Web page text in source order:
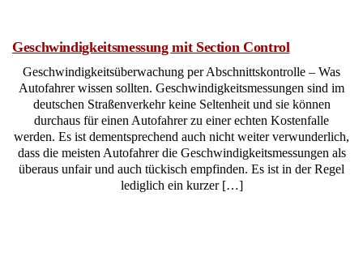
Geschwindigkeitsmessung mit Section Control
Geschwindigkeitsüberwachung per Abschnittskontrolle – Was
Autofahrer wissen sollten. Geschwindigkeitsmessungen sind im
deutschen Straßenverkehr keine Seltenheit und sie können
durchaus für einen Autofahrer zu einer echten Kostenfalle
werden. Es ist dementsprechend auch nicht weiter verwunderlich,
dass die meisten Autofahrer die Geschwindigkeitsmessungen als
überaus unfair und auch tückisch empfinden. Es ist in der Regel
lediglich ein kurzer […]